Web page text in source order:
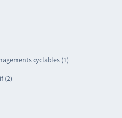
cyclables (1)
(2)